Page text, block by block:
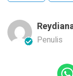
Penulis